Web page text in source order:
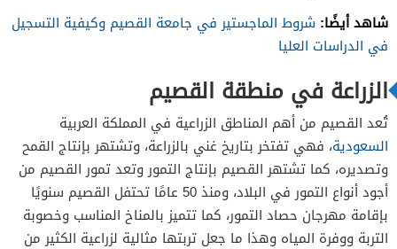
شاهد أيضًا: شروط الماجستير في جامعة القصيم وكيفية التسجيل
في الدراسات العليا
الزراعة في منطقة القصيم
تُعد القصيم من أهم المناطق الزراعية في المملكة العربية
السعودية، فهي تفتخر بتاريخ غني بالزراعة، وتشتهر بإنتاج القمح
وتصديره، كما تشتهر القصيم بإنتاج التمور وتعد تمور القصيم من
أجود أنواع التمور في البلاد، ومنذ 50 عامًا تحتفل القصيم سنويًا
بإقامة مهرجان حصاد التمور، كما تتميز بالمناخ المناسب وخصوبة
التربة ووفرة المياه وهذا ما جعل تربتها مثالية لزراعية الكثير من